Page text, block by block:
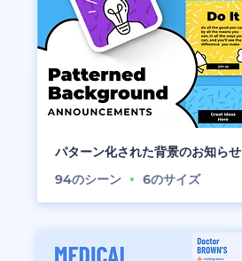
パターン化された背景のお知らせ
94のシーン 6のサイズ